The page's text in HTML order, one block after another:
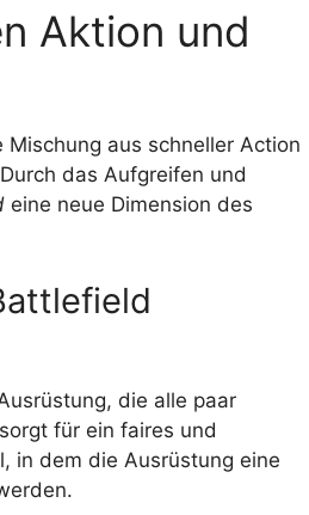
Aktion und
aus schneller Action
das Aufgreifen und
eine neue Dimension des
die alle paar
für ein faires und
in dem die Ausrüstung eine